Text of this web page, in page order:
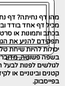
מהו דף נחיתה? דף
מכיל דף אחד בודד
בכתב ותמונות או
תפקידם להניע את
יכולות להיות שיחת
בשפה פשוטה, מדובר
לגולשים לפנות
קטנים ובינוניים או
בפייסבוק.